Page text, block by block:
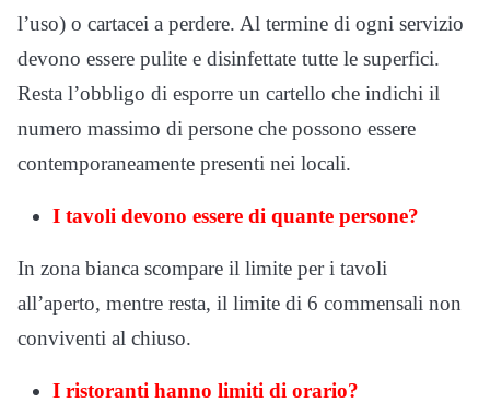
l’uso) o cartacei a perdere. Al termine di ogni servizio
devono essere pulite e disinfettate tutte le superfici.
Resta l’obbligo di esporre un cartello che indichi il
numero massimo di persone che possono essere
contemporaneamente presenti nei locali.
I tavoli devono essere di quante persone?
In zona bianca scompare il limite per i tavoli
all’aperto, mentre resta, il limite di 6 commensali non
conviventi al chiuso.
I ristoranti hanno limiti di orario?